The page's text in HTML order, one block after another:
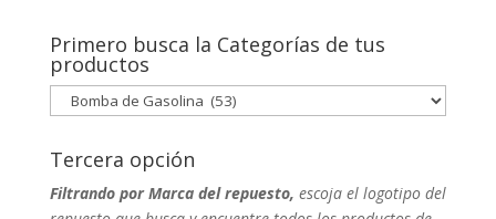
Primero busca la Categorías de tus
productos
Tercera opción
Filtrando por Marca del repuesto, escoja el logotipo del